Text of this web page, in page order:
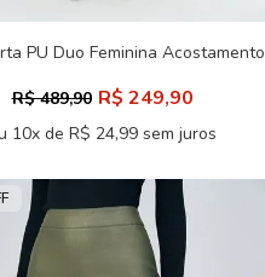
PU Duo Feminina Acostamento
R$ 489,90 R$ 249,90
10x de R$ 24,99 sem juros